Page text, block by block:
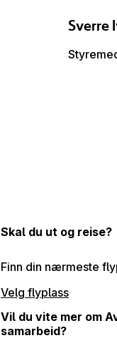
Sverre
Skal du ut og reise?
Finn din nærmeste
Velg flyplass
Vil du vite mer om
samarbeid?